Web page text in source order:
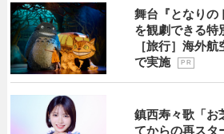
舞台『となりの
を観劇できる
［旅行］海外
で実施
P R
鎮西寿々歌「お
てからの再ス